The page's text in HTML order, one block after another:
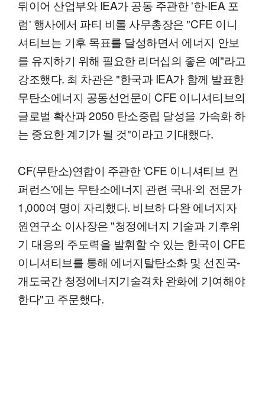
뒤이어 산업부와 IEA가 공동 주관한 '한-IEA 포
럼' 행사에서 파티 비롤 사무총장은 "CFE 이니
셔티브는 기후 목표를 달성하면서 에너지 안보
를 유지하기 위해 필요한 리더십의 좋은 예"라고
강조했다. 최 차관은 "한국과 IEA가 함께 발표한
무탄소에너지 공동선언문이 CFE 이니셔티브의
글로벌 확산과 2050 탄소중립 달성을 가속화 하
는 중요한 계기가 될 것"이라고 기대했다.
CF(무탄소)연합이 주관한 'CFE 이니셔티브 컨
퍼런스'에는 무탄소에너지 관련 국내·외 전문가
1,000여 명이 자리했다. 비브하 다완 에너지자
원연구소 이사장은 "청정에너지 기술과 기후위
기 대응의 주도력을 발휘할 수 있는 한국이 CFE
이니셔티브를 통해 에너지탈탄소화 및 선진국-
개도국간 청정에너지기술격차 완화에 기여해야
한다"고 주문했다.